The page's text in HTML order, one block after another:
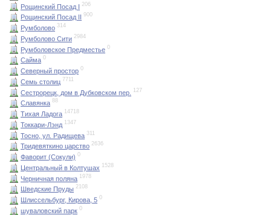
Рощинский Посад I 206
Рощинский Посад II 900
Румболово 314
Румболово Сити 2984
Румболовское Предместье 0
Сайма 0
Северный простор 0
Семь столиц 7711
Сестрорецк, дом в Дубковском пер. 127
Славянка 88
Тихая Ладога 14718
Токкари-Лэнд 1347
Тосно, ул. Радищева 311
Тридевяткино царство 2636
Фаворит (Сокули) 0
Центральный в Колтушах 1528
Черничная поляна 1978
Шведские Пруды 2108
Шлиссельбург, Кирова, 5 0
шуваловский парк 0